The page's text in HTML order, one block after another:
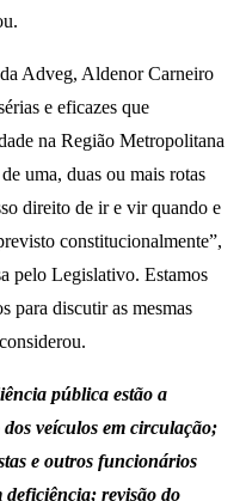
Adveg, Aldenor Carneiro
e eficazes que
na Região Metropolitana
uma, duas ou mais rotas
direito de ir e vir quando e
constitucionalmente”,
pelo Legislativo. Estamos
para discutir as mesmas
pública estão a
veículos em circulação;
e outros funcionários
deficiência; revisão do